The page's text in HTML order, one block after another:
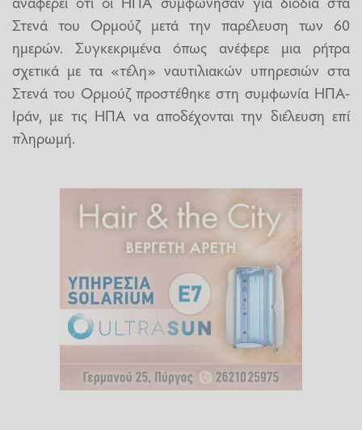
Στενά του Ορμούζ μετά την παρέλευση των 60
ημερών. Συγκεκριμένα όπως ανέφερε μια ρήτρα
σχετικά με τα «τέλη» ναυτιλιακών υπηρεσιών στα
Στενά του Ορμούζ προστέθηκε στη συμφωνία ΗΠΑ-
Ιράν, με τις ΗΠΑ να αποδέχονται την διέλευση επί
πληρωμή.